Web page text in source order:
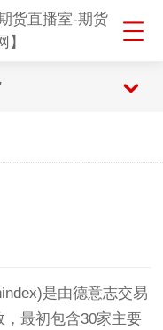
是由德意志交易
最初包含30家主要